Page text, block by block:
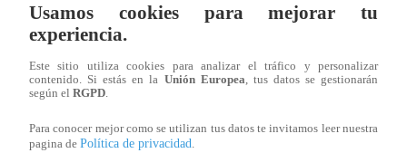
Te puede interesar
Política false
temporalmente
a Patricia
Usamos cookies para mejorar tu
experiencia.
Este sitio utiliza cookies para analizar el tráfico y personalizar
contenido. Si estás en la Unión Europea , tus datos se gestionarán
según el RGPD
Para conocer mejor como se utilizan tus datos te invitamos leer nuestra
pagina de Política de privacidad